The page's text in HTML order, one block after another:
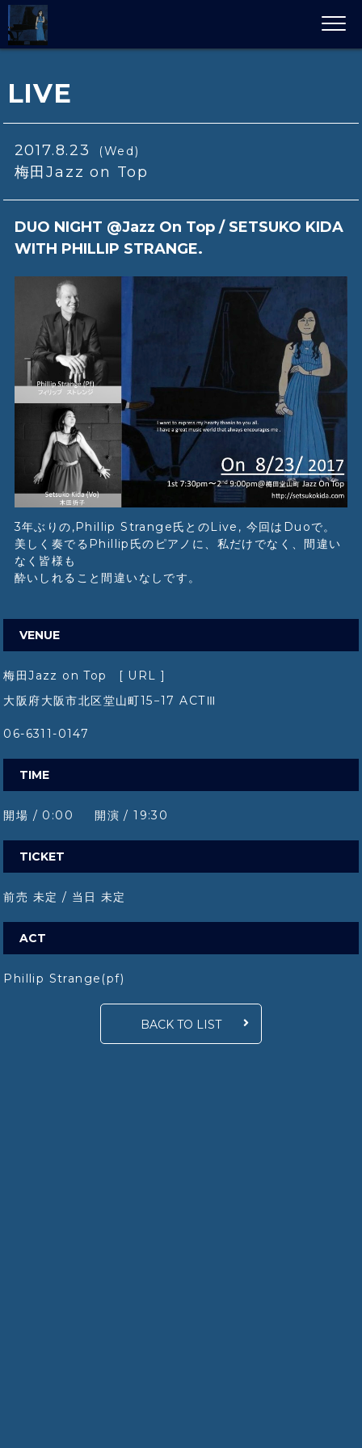
LIVE
2017.8.23 (Wed)
梅田Jazz on Top
DUO NIGHT @Jazz On Top / SETSUKO KIDA
WITH PHILLIP STRANGE.
3年ぶりの,Phillip Strange氏とのLive, 今回はDuoで。
美しく奏でるPhillip氏のピアノに、私だけでなく、間違い
なく皆様も
酔いしれること間違いなしです。
VENUE
梅田Jazz on Top
[ URL ]
大阪府大阪市北区堂山町15−17 ACTⅢ
06-6311-0147
TIME
開場 / 0:00 開演 / 19:30
TICKET
前売 未定 / 当日 未定
ACT
Phillip Strange(pf)
BACK TO LIST